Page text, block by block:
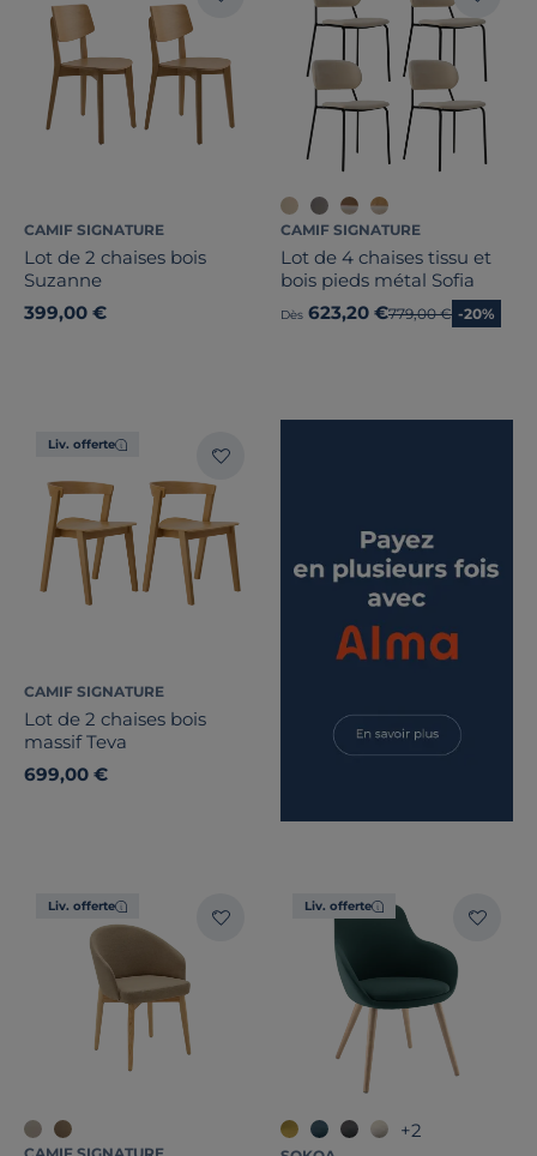
CAMIF SIGNATURE
Lot de 2 chaises bois
Suzanne
399,00 €
CAMIF SIGNATURE
Lot de 4 chaises tissu et
bois pieds métal Sofia
Dès 623,20 €Ancien prix
779,00 € -20%
Liv. offerte
CAMIF SIGNATURE
Lot de 2 chaises bois
massif Teva
699,00 €
Liv. offerte Liv. offerte
+2